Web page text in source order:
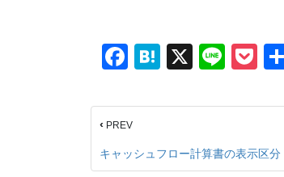
F
c
e
b
H
e
a
X
Li
e
P
ck
‹ PREV
キャッシュフロー計算書の表示区分